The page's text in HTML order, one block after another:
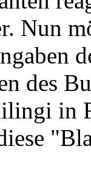
Nun
des
in